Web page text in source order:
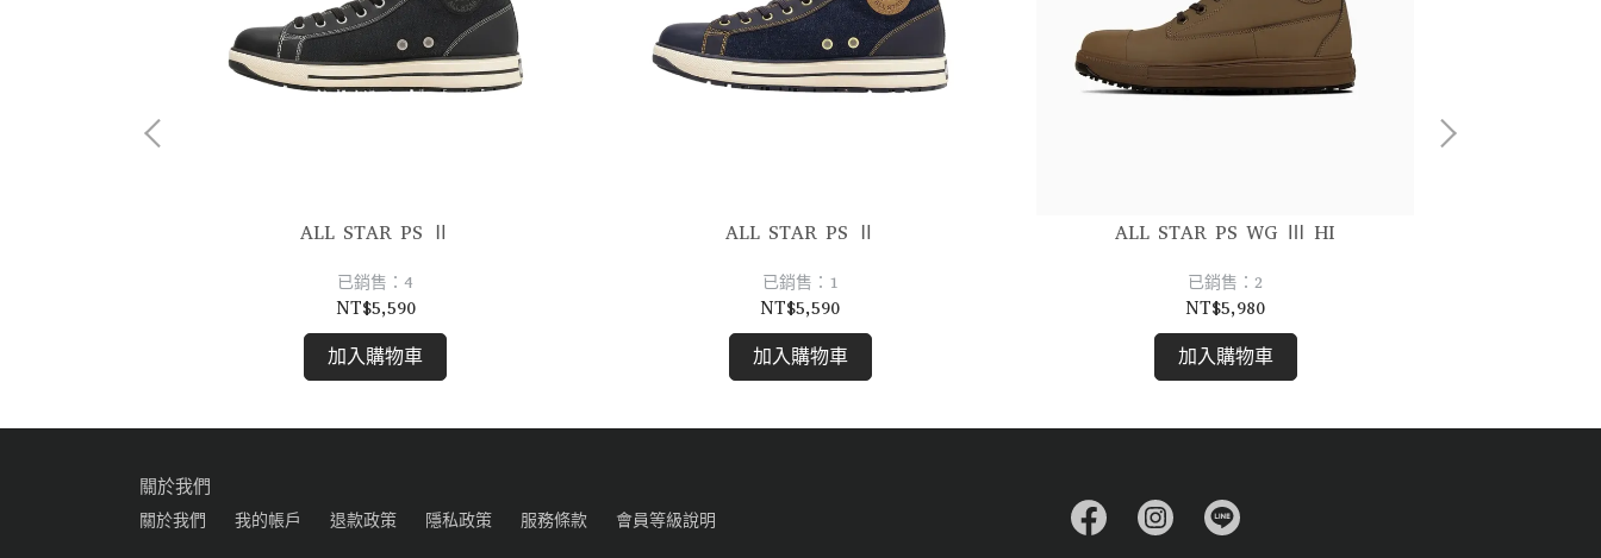
ALL STAR PS Ⅱ
已銷售：4
NT$5,590
加入購物車
ALL STAR PS Ⅱ
已銷售：1
NT$5,590
加入購物車
ALL STAR PS WG Ⅲ HI
已銷售：2
NT$5,980
加入購物車
關於我們
關於我們 我的帳戶 退款政策 隱私政策 服務條款 會員等級說明